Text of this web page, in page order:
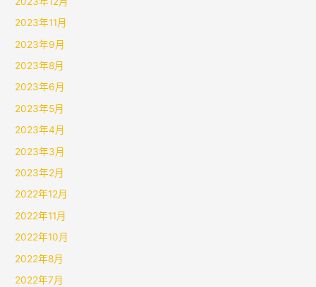
2023年11月
2023年9月
2023年8月
2023年6月
2023年5月
2023年4月
2023年3月
2023年2月
2022年12月
2022年11月
2022年10月
2022年8月
2022年7月